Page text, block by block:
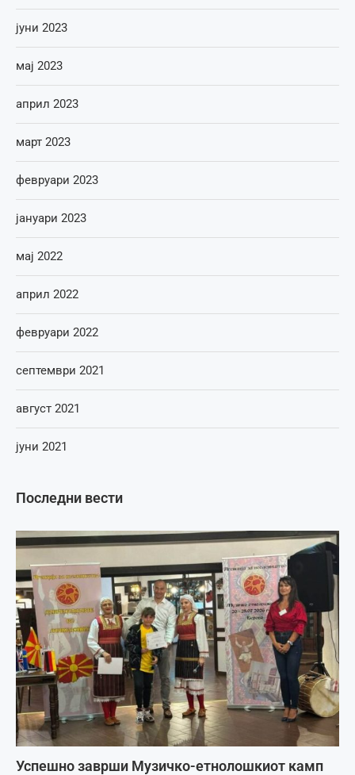
Последни вести
Успешно заврши Музичко-етнолошкиот камп
јуни 2023
мај 2023
април 2023
март 2023
февруари 2023
јануари 2023
мај 2022
април 2022
февруари 2022
септември 2021
август 2021
јуни 2021